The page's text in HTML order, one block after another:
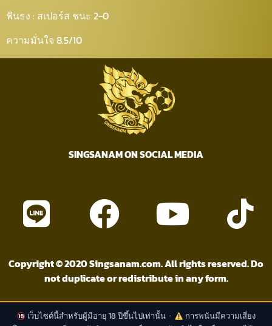
ฟันธง : สเปอร์ส ชนะ 2-0
ความมั่นใจ 8.5/10
SINGSANAM ON SOCIAL MEDIA
Copyright © 2020 Singsanam.com. All rights reserved. Do
not duplicate or redistribute in any form.
เว็บไซต์นี้สำหรับผู้มีอายุ 18 ปีขึ้นไปเท่านั้น ·
การพนันมีความเสี่ยง